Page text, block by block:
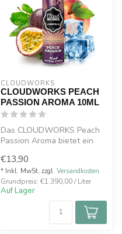
CLOUDWORKS
CLOUDWORKS PEACH
PASSION AROMA 10ML
Das CLOUDWORKS Peach
Passion Aroma bietet ein
Dampferl...
€13,90
* Inkl. MwSt. zzgl. Versandkosten
Grundpreis: €1.390,00 / Liter
Auf Lager